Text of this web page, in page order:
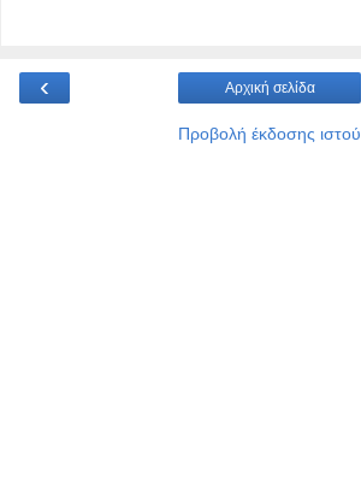
‹ Αρχική σελίδα
Προβολή έκδοσης ιστού